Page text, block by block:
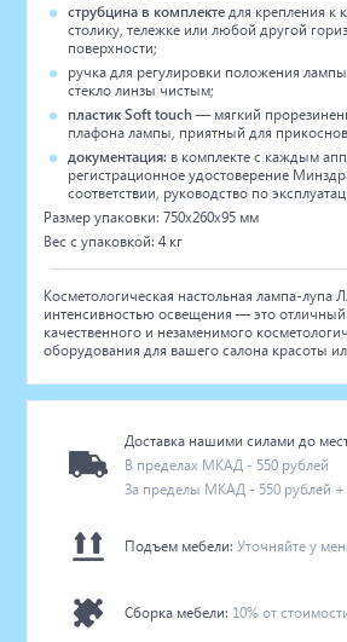
струбцина в комплекте для крепления к
столику, тележке или любой другой
поверхности;
ручка для регулировки положения
стекло линзы чистым;
пластикSoft touch — мягкий
плафона лампы, приятный для
документация: в комплекте с каждым
регистрационное удостоверение
соответствии, руководство по
Размер упаковки: 750x260x95 мм
Вес с упаковкой: 4 кг
Косметологическая настольная лампа-лупа
интенсивностью освещения — это
качественного и незаменимого
оборудования для вашего салона красоты
Доставка нашими силами до
В пределах МКАД - 550 рублей
За пределы МКАД - 550 рублей
Подъем мебели:Уточняйте у
Сборка мебели: 10% от